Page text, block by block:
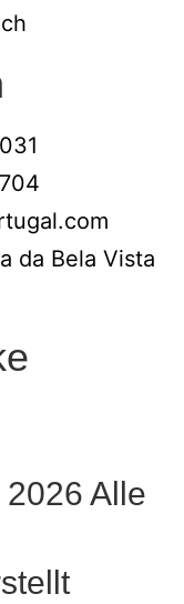
da Bela Vista
Alle